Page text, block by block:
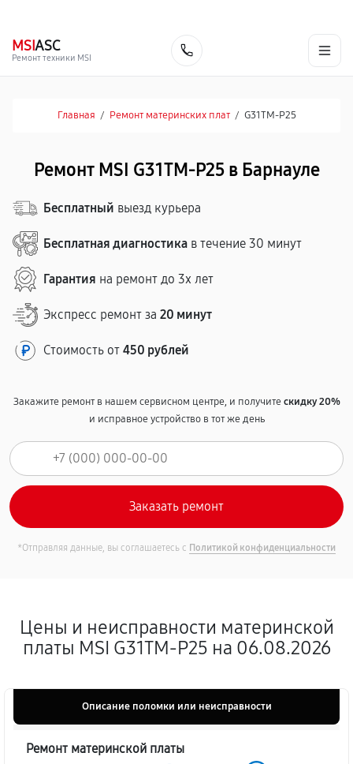
MSIASC
Ремонт техники MSI
Главная / Ремонт материнских плат / G31TM-P25
Ремонт MSI G31TM-P25 в Барнауле
Бесплатный выезд курьера
Бесплатная диагностика в течение 30 минут
Гарантия на ремонт до 3х лет
Экспресс ремонт за 20 минут
Стоимость от 450 рублей
Закажите ремонт в нашем сервисном центре, и получитескидку 20%
и исправное устройство в тот же день
*Отправляя данные, вы соглашаетесь с Политикой конфиденциальности
Цены и неисправности материнской
платы MSI G31TM-P25 на 06.08.2026
Описание поломки или неисправности
Ремонт материнской платы